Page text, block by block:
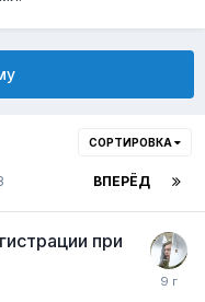
СОРТИРОВКА
ВПЕРЁД
при